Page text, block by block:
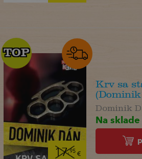
17,95€
TOP
TOP
Krv sa
Dominik
Na sklade